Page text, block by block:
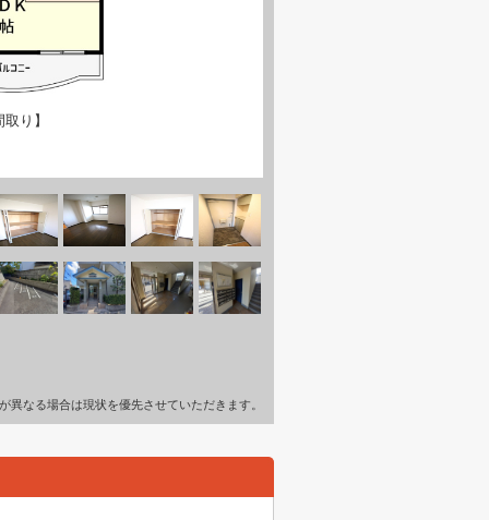
り】
なる場合は現状を優先させていただきます。